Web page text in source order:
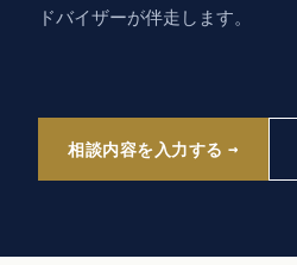
ドバイザーが伴走します。
相談内容を入力する